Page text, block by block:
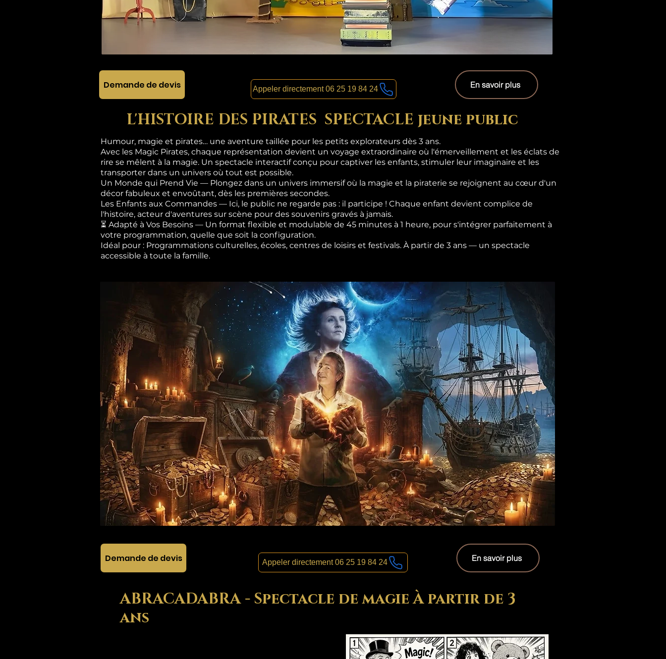
Demande de devis Appeler directement 06 25 19 84 24 En savoir plus
L'HISTOIRE DES PIRATES SPECTACLE jeune public
Humour, magie et pirates… une aventure taillée pour les petits explorateurs dès 3 ans.
Avec les Magic Pirates, chaque représentation devient un voyage extraordinaire où l'émerveillement et les éclats de
rire se mêlent à la magie. Un spectacle interactif conçu pour captiver les enfants, stimuler leur imaginaire et les
transporter dans un univers où tout est possible.
Un Monde qui Prend Vie — Plongez dans un univers immersif où la magie et la piraterie se rejoignent au cœur d'un
décor fabuleux et envoûtant, dès les premières secondes.
Les Enfants aux Commandes — Ici, le public ne regarde pas : il participe ! Chaque enfant devient complice de
l'histoire, acteur d'aventures sur scène pour des souvenirs gravés à jamais.
⏳ Adapté à Vos Besoins — Un format flexible et modulable de 45 minutes à 1 heure, pour s'intégrer parfaitement à
votre programmation, quelle que soit la configuration.
Idéal pour : Programmations culturelles, écoles, centres de loisirs et festivals. À partir de 3 ans — un spectacle
accessible à toute la famille.
Demande de devis Appeler directement 06 25 19 84 24 En savoir plus
ABRACADABRA - Spectacle de magie À partir de 3
ans